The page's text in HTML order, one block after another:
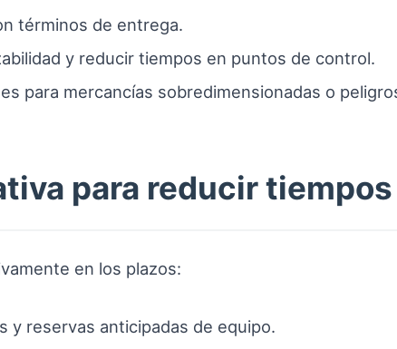
términos de entrega.
y reducir tiempos en puntos de control.
para mercancías sobredimensionadas o
para reducir tiempos
en los plazos:
y reservas anticipadas de equipo.